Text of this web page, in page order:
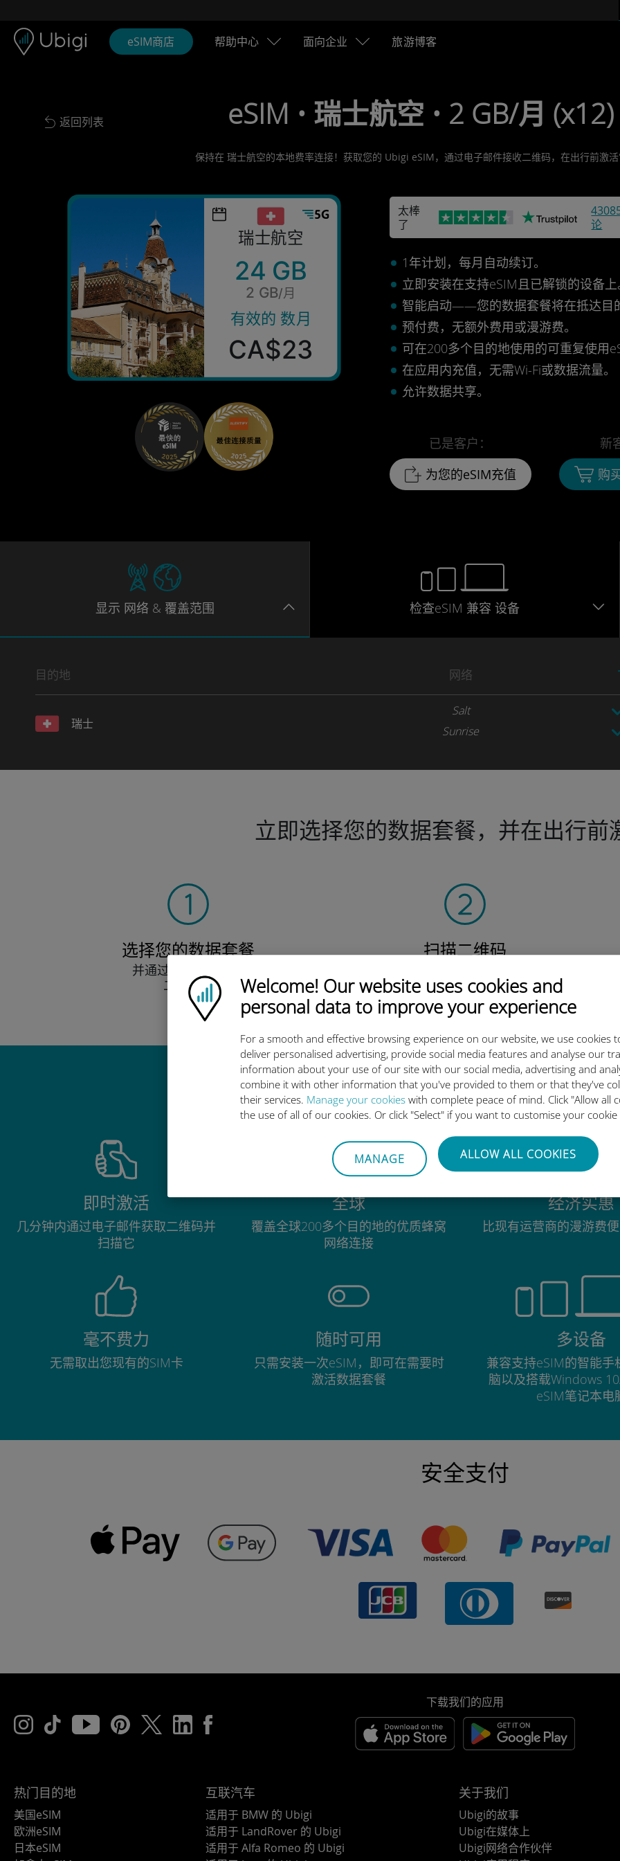
Ubigi logo
Welcome! Our website uses cookies and
personal data to improve your experience
For a smooth and effective browsing experience on our website, we use cookies
deliver personalised advertising, provide social media features and analyse our
information about your use of our site with our social media, advertising and
combine it with other information that you've provided to them or that they've
their services. Manage your cookies with complete peace of mind. Click "Allow all
the use of all of our cookies. Or click "Select" if you want to customise your
MANAGE ALLOW ALL COOKIES
eSIM商店 帮助中心 面向企业 旅游博客
Back to list
返回列表 eSIM • 瑞士航空 • 2 GB/月
保持在 瑞士航空的本地费率连接！获取您的 Ubigi eSIM，通过电子邮件接收二维码，在出行前激
瑞士航空
24 GB
2 GB/月
有效的 数月
CA$23
太棒
了
论
1年计划，每月自动续订。
立即安装在支持eSIM且已解锁的设备
智能启动——您的数据套餐将在抵达目
预付费，无额外费用或漫游费。
可在200多个目的地使用的可重复使用
在应用内充值，无需Wi-Fi或数据流量。
允许数据共享。
已是客户：
为您的eSIM充值
新
购
显示 网络 & 覆盖范围 检查eSIM 兼容 设备
目的地 网络
瑞士
Salt
Sunrise
立即选择您的数据套餐，并在出行前
选择您的数据套餐
并通过电子邮件接收
二维码。
快点！
扫描二维码
安装Ubigi eSIM。
简单！
为什么Ubigi国际eSIM如此出色
即时激活
几分钟内通过电子邮件获取二维码并
扫描它
全球
覆盖全球200多个目的地的优质蜂窝
网络连接
经济实惠
比现有运营商的漫游费
毫不费力
无需取出您现有的SIM卡
随时可用
只需安装一次eSIM，即可在需要时
激活数据套餐
多设备
兼容支持eSIM的智能手
脑以及搭载Windows
eSIM笔记本电
安全支付
下载我们的应用
热门目的地
美国eSIM
欧洲eSIM
日本eSIM
互联汽车
适用于 BMW 的 Ubigi
适用于 LandRover 的 Ubigi
适用于 Alfa Romeo 的 Ubigi
关于我们
Ubigi的故事
Ubigi在媒体上
Ubigi网络合作伙伴